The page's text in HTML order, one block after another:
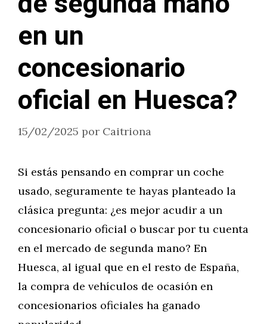
en un
concesionario
oficial en Huesca?
15/02/2025 por Caitriona
Si estás pensando en comprar un coche
usado, seguramente te hayas planteado la
clásica pregunta: ¿es mejor acudir a un
concesionario oficial o buscar por tu cuenta
en el mercado de segunda mano? En
Huesca, al igual que en el resto de España,
la compra de vehículos de ocasión en
concesionarios oficiales ha ganado